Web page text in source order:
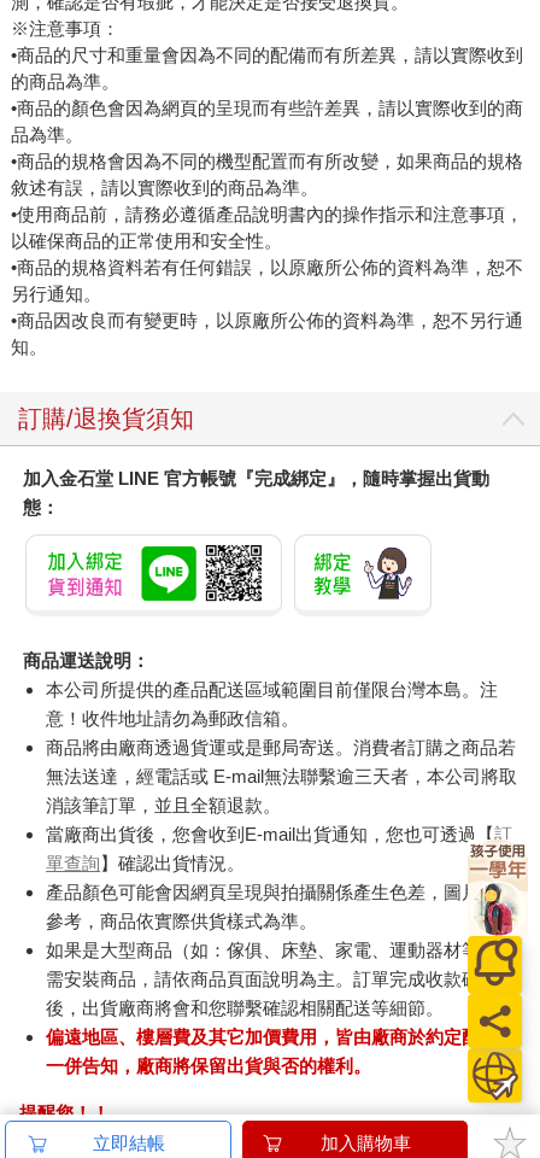
※注意事項：
•商品的尺寸和重量會因為不同的配備而有所差異，請以實際收到
的商品為準。
•商品的顏色會因為網頁的呈現而有些許差異，請以實際收到的商
品為準。
•商品的規格會因為不同的機型配置而有所改變，如果商品的規格
敘述有誤，請以實際收到的商品為準。
•使用商品前，請務必遵循產品說明書內的操作指示和注意事項，
以確保商品的正常使用和安全性。
•商品的規格資料若有任何錯誤，以原廠所公佈的資料為準，恕不
另行通知。
•商品因改良而有變更時，以原廠所公佈的資料為準，恕不另行通
知。
訂購/退換貨須知
加入金石堂 LINE 官方帳號『完成綁定』，隨時掌握出貨動
態：
商品運送說明：
本公司所提供的產品配送區域範圍目前僅限台灣本島。注
意！收件地址請勿為郵政信箱。
商品將由廠商透過貨運或是郵局寄送。消費者訂購之商品若
無法送達，經電話或 E-mail無法聯繫逾三天者，本公司將取
消該筆訂單，並且全額退款。
當廠商出貨後，您會收到E-mail出貨通知，您也可透過【訂
單查詢】確認出貨情況。
產品顏色可能會因網頁呈現與拍攝關係產生色差，圖片僅供
參考，商品依實際供貨樣式為準。
如果是大型商品（如：傢俱、床墊、家電、運動器材等）及
需安裝商品，請依商品頁面說明為主。訂單完成收款確認
後，出貨廠商將會和您聯繫確認相關配送等細節。
偏遠地區、樓層費及其它加價費用，皆由廠商於約定配送時
一併告知，廠商將保留出貨與否的權利。
提醒您！！
金石堂及銀行均不會請您操作ATM! 如接獲電話要求您前往
立即結帳 加入購物車